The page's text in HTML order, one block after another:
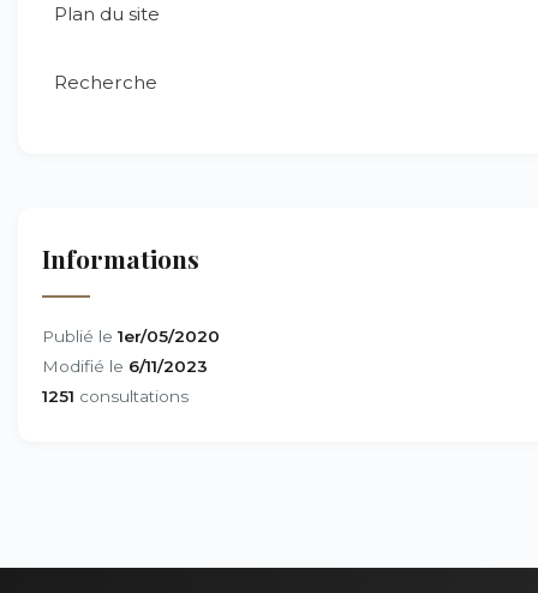
Plan du site
Recherche
Informations
Publié le 1er/05/2020
Modifié le 6/11/2023
1251 consultations